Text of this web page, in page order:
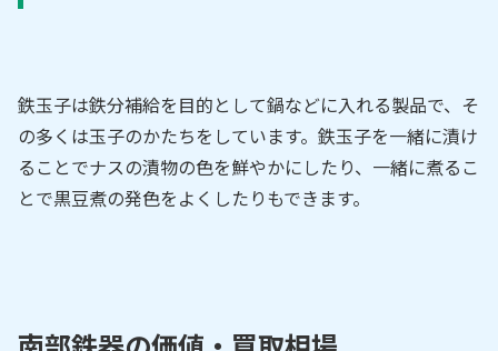
鉄玉子は鉄分補給を目的として鍋などに入れる製品で、そ
の多くは玉子のかたちをしています。鉄玉子を一緒に漬け
ることでナスの漬物の色を鮮やかにしたり、一緒に煮るこ
とで黒豆煮の発色をよくしたりもできます。